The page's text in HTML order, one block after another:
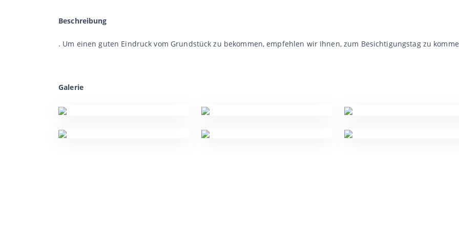
Beschreibung
. Um einen guten Eindruck vom Grundstück zu bekommen, empfehlen wir Ihnen, zum Besichtigungstag zu
Galerie